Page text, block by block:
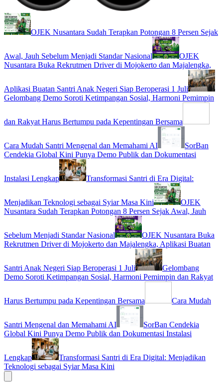
OJEK Nusantara Sudah Terapkan Potongan 8 Persen Sejak
Awal, Jauh Sebelum Menjadi Standar Nasional
OJEK
Nusantara Buka Rekrutmen Driver di Mojokerto dan Majalengka,
Aplikasi Buatan Santri Anak Negeri Siap Beroperasi 1 Juli
Gelombang Demo Soroti Ketimpangan Sosial, Harmoni Pemimpin
dan Rakyat Harus Bertumpu pada Kepentingan Bersama
Cara Mudah Santri Mengenal dan Memahami AI
SorBan
Cendekia Global Kini Punya Demo Publik dan Dokumentasi
Instalasi Lengkap Transformasi Santri di Era Digital:
Menjadikan Teknologi sebagai Syiar Masa Kini
OJEK
Nusantara Sudah Terapkan Potongan 8 Persen Sejak Awal, Jauh
Sebelum Menjadi Standar Nasional
OJEK Nusantara Buka
Rekrutmen Driver di Mojokerto dan Majalengka, Aplikasi Buatan
Santri Anak Negeri Siap Beroperasi 1 Juli
Gelombang
Demo Soroti Ketimpangan Sosial, Harmoni Pemimpin dan Rakyat
Harus Bertumpu pada Kepentingan Bersama Cara Mudah
Santri Mengenal dan Memahami AI
SorBan Cendekia
Global Kini Punya Demo Publik dan Dokumentasi Instalasi
Lengkap
Transformasi Santri di Era Digital: Menjadikan
Teknologi sebagai Syiar Masa Kini